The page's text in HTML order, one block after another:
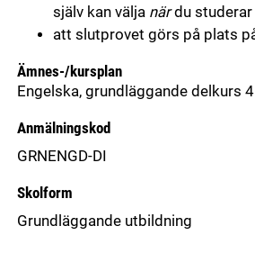
själv kan välja närdu studerar
att slutprovet görs på plats
Ämnes-/kursplan
Engelska, grundläggande delkurs 4
Anmälningskod
GRNENGD-DI
Skolform
Grundläggande utbildning